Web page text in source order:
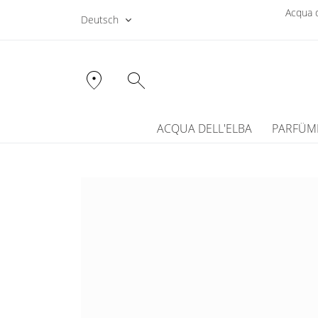
Deutsch
Acqua
location_on search
ACQUA DELL'ELBA